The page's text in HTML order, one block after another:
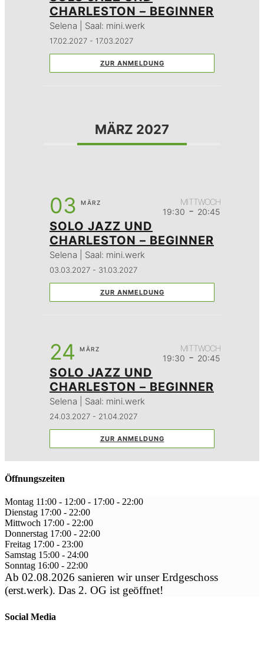
CHARLESTON – BEGINNER
Selena | Saal: mini.werk
17.02.2027 - 17.03.2027
ZUR ANMELDUNG
MÄRZ 2027
03 MÄRZ
MITTWOCH
19:30 - 20:45
SOLO JAZZ UND
CHARLESTON – BEGINNER
Selena | Saal: mini.werk
03.03.2027 - 31.03.2027
ZUR ANMELDUNG
24 MÄRZ
MITTWOCH
19:30 - 20:45
SOLO JAZZ UND
CHARLESTON – BEGINNER
Selena | Saal: mini.werk
24.03.2027 - 21.04.2027
ZUR ANMELDUNG
Öffnungszeiten
Montag 11:00 - 12:00 - 17:00 - 22:00
Dienstag 17:00 - 22:00
Mittwoch 17:00 - 22:00
Donnerstag 17:00 - 22:00
Freitag 17:00 - 23:00
Samstag 15:00 - 24:00
Sonntag 16:00 - 22:00
Ab 02.08.2026 sanieren wir unser Erdgeschoss
(erst.werk). Das 2. OG ist geöffnet!
Social Media